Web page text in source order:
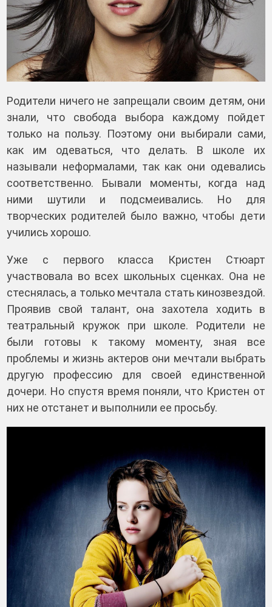
Родители ничего не запрещали своим детям, они
знали, что свобода выбора каждому пойдет
только на пользу. Поэтому они выбирали сами,
как им одеваться, что делать. В школе их
называли неформалами, так как они одевались
соответственно. Бывали моменты, когда над
ними шутили и подсмеивались. Но для
творческих родителей было важно, чтобы дети
учились хорошо.
Уже с первого класса Кристен Стюарт
участвовала во всех школьных сценках. Она не
стеснялась, а только мечтала стать кинозвездой.
Проявив свой талант, она захотела ходить в
театральный кружок при школе. Родители не
были готовы к такому моменту, зная все
проблемы и жизнь актеров они мечтали выбрать
другую профессию для своей единственной
дочери. Но спустя время поняли, что Кристен от
них не отстанет и выполнили ее просьбу.